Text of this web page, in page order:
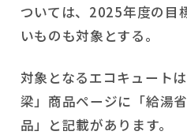
ついては、2025年度の⽬
いものも対象とする。
対象となるエコキュート
梁」商品ページに「給湯
品」と記載があります。